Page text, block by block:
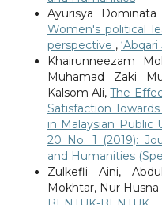
Ayurisya
Women's political
perspective ,
Khairunneezam
Muhamad Zaki
Kalsom Ali,The
Satisfaction
in Malaysian Public
20 No. 1 (2019):
and Humanities
Zulkefli Aini,
Mokhtar, Nur